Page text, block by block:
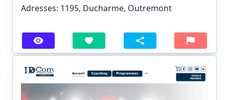
Adresses: 1195, Ducharme, Outremont